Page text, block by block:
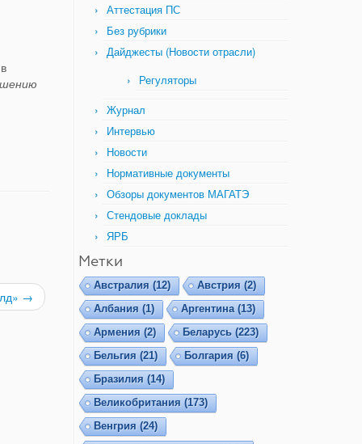
→
Аттестация ПС
Без рубрики
Дайджесты (Новости отрасли)
Регуляторы
Журнал
Интервью
Новости
Нормативные документы
Обзоры документов МАГАТЭ
Стендовые доклады
ЯРБ
Метки
Австралия (12) Австрия (2)
Албания (1) Аргентина (13)
Армения (2) Беларусь (223)
Бельгия (21) Болгария (6)
Бразилия (14)
Великобритания (173)
Венгрия (24)